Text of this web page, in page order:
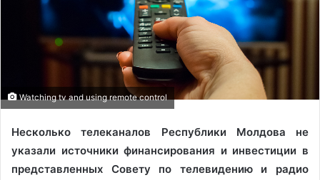
Watching tv and using remote control
Несколько телеканалов Республики Молдова не
указали источники финансирования и инвестиции в
представленных Совету по телевидению и радио